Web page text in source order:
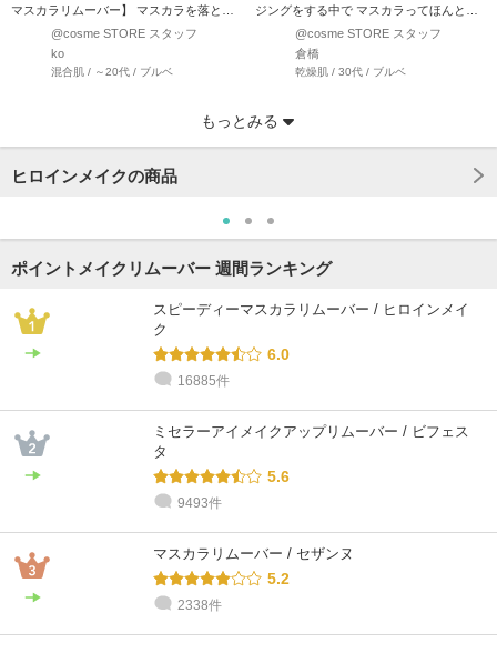
マスカラリムーバー】 マスカラを落とす
時、まつ毛をゴ…
@cosme STORE スタッフ
ko
混合肌 / ～20代 / ブルベ
ジングをする中で マスカラってほんと頑
固ですよね！ マスカ…
@cosme STORE スタッフ
倉橋
乾燥肌 / 30代 / ブルベ
@cosme STORE スタッフ
混合肌 / 30代 / ブルベ
@cosme STORE スタッフ
混合肌 / 30代 / イエベ
@cosme STORE スタッフ
乾燥肌 / 40代 / ブルベ
もっとみる
ヒロインメイクの商品
ポイントメイクリムーバー 週間ランキング
スピーディーマスカラリムーバー / ヒロインメイ
ク
6.0
16885件
ミセラーアイメイクアップリムーバー / ビフェス
タ
5.6
9493件
マスカラリムーバー / セザンヌ
5.2
2338件